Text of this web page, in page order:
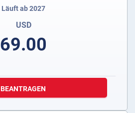
Läuft ab 2027
USD
69.00
BEANTRAGEN